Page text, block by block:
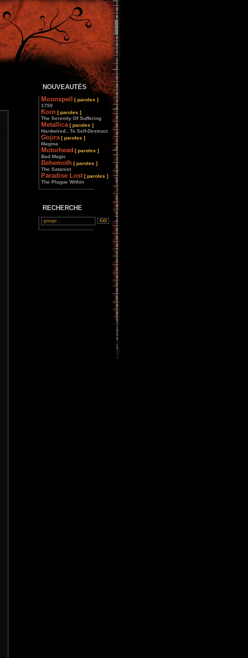
NOUVEAUTÉS
Moonspell
[ paroles ]
1755
Korn [ paroles ]
The Serenity Of Suffering
Metallica [ paroles ]
Hardwired...To Self-Destruct
Gojira [ paroles ]
Magma
Motorhead [ paroles ]
Bad Magic
Behemoth [ paroles ]
The Satanist
Paradise Lost [ paroles ]
The Plague Within
________________
RECHERCHE
________________